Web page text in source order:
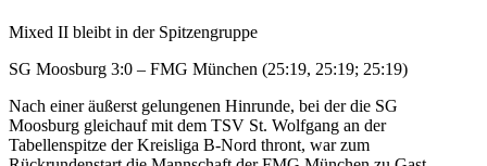
Mixed II bleibt in der Spitzengruppe
SG Moosburg 3:0 – FMG München (25:19, 25:19; 25:19)
Nach einer äußerst gelungenen Hinrunde, bei der die SG
Moosburg gleichauf mit dem TSV St. Wolfgang an der
Tabellenspitze der Kreisliga B-Nord thront, war zum